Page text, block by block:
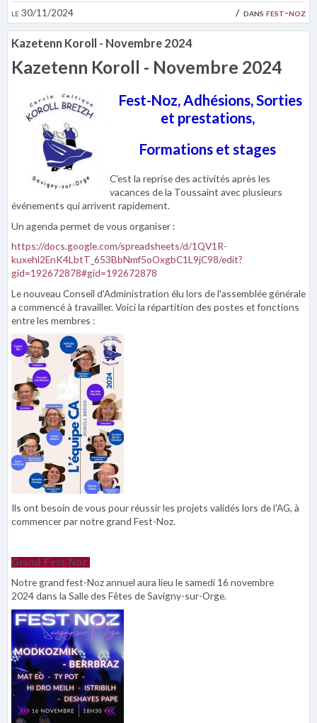
le 30/11/2024 dans fest-noz
Kazetenn Koroll - Novembre 2024
Kazetenn Koroll - Novembre 2024
Fest-Noz, Adhésions, Sorties
et prestations,
Formations et stages
C'est la reprise des activités après les
vacances de la Toussaint avec plusieurs
événements qui arrivent rapidement.
Un agenda permet de vous organiser :
https://docs.google.com/spreadsheets/d/1QV1R-
kuxehl2EnK4LbtT_653BbNmf5oOxgbC1L9jC98/edit?
gid=192672878#gid=192672878
Le nouveau Conseil d'Administration élu lors de l'assemblée générale
a commencé à travailler. Voici la répartition des postes et fonctions
entre les membres :
Ils ont besoin de vous pour réussir les projets validés lors de l'AG, à
commencer par notre grand Fest-Noz.
Grand Fest-Noz
Notre grand fest-Noz annuel aura lieu le samedi 16 novembre
2024 dans la Salle des Fêtes de Savigny-sur-Orge.